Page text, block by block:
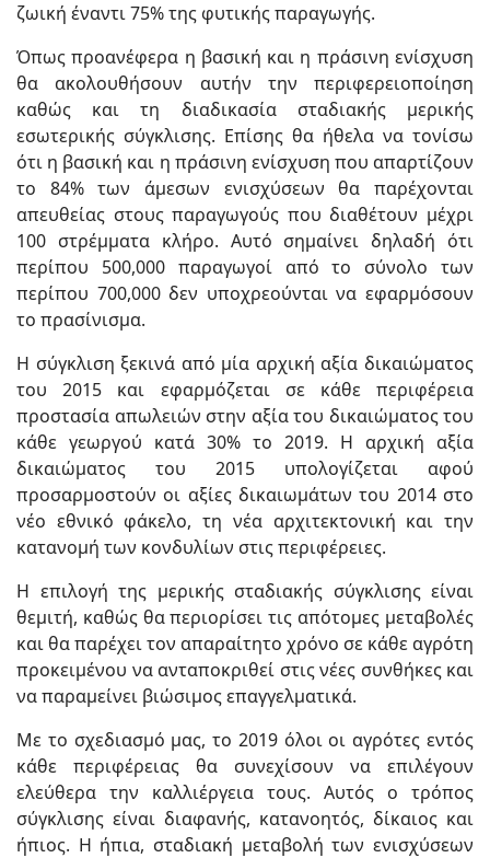
ζωική έναντι 75% της φυτικής παραγωγής.
Όπως προανέφερα η βασική και η πράσινη ενίσχυση
θα ακολουθήσουν αυτήν την περιφερειοποίηση
καθώς και τη διαδικασία σταδιακής μερικής
εσωτερικής σύγκλισης. Επίσης θα ήθελα να τονίσω
ότι η βασική και η πράσινη ενίσχυση που απαρτίζουν
το 84% των άμεσων ενισχύσεων θα παρέχονται
απευθείας στους παραγωγούς που διαθέτουν μέχρι
100 στρέμματα κλήρο. Αυτό σημαίνει δηλαδή ότι
περίπου 500,000 παραγωγοί από το σύνολο των
περίπου 700,000 δεν υποχρεούνται να εφαρμόσουν
το πρασίνισμα.
Η σύγκλιση ξεκινά από μία αρχική αξία δικαιώματος
του 2015 και εφαρμόζεται σε κάθε περιφέρεια
προστασία απωλειών στην αξία του δικαιώματος του
κάθε γεωργού κατά 30% το 2019. Η αρχική αξία
δικαιώματος του 2015 υπολογίζεται αφού
προσαρμοστούν οι αξίες δικαιωμάτων του 2014 στο
νέο εθνικό φάκελο, τη νέα αρχιτεκτονική και την
κατανομή των κονδυλίων στις περιφέρειες.
Η επιλογή της μερικής σταδιακής σύγκλισης είναι
θεμιτή, καθώς θα περιορίσει τις απότομες μεταβολές
και θα παρέχει τον απαραίτητο χρόνο σε κάθε αγρότη
προκειμένου να ανταποκριθεί στις νέες συνθήκες και
να παραμείνει βιώσιμος επαγγελματικά.
Με το σχεδιασμό μας, το 2019 όλοι οι αγρότες εντός
κάθε περιφέρειας θα συνεχίσουν να επιλέγουν
ελεύθερα την καλλιέργεια τους. Αυτός ο τρόπος
σύγκλισης είναι διαφανής, κατανοητός, δίκαιος και
ήπιος. Η ήπια, σταδιακή μεταβολή των ενισχύσεων